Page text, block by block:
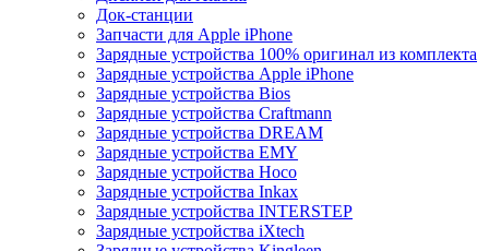
Док-станции
Запчасти для Apple iPhone
Зарядные устройства 100% оригинал из комплекта
Зарядные устройства Apple iPhone
Зарядные устройства Bios
Зарядные устройства Craftmann
Зарядные устройства DREAM
Зарядные устройства EMY
Зарядные устройства Hoco
Зарядные устройства Inkax
Зарядные устройства INTERSTEP
Зарядные устройства iXtech